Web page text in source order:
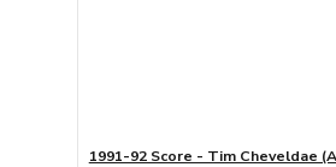
1991-92 Score - Tim Cheveldae